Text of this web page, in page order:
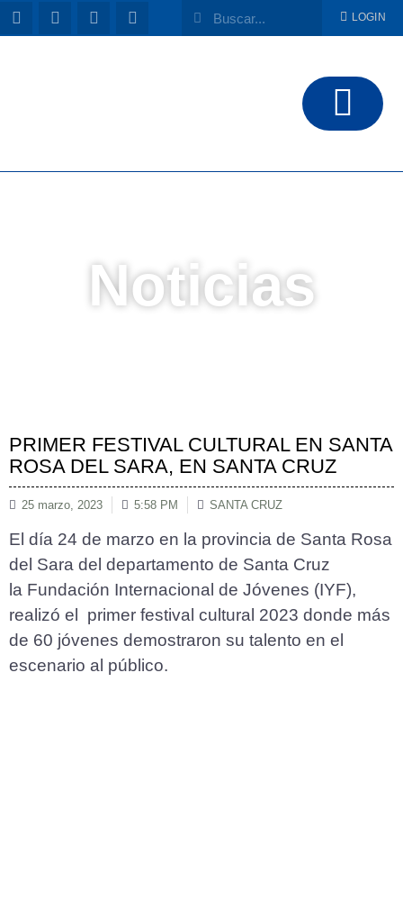
LOGIN
Noticias
PRIMER FESTIVAL CULTURAL EN SANTA
ROSA DEL SARA, EN SANTA CRUZ
25 marzo, 2023 5:58 PM SANTA CRUZ
El día 24 de marzo en la provincia de Santa Rosa
del Sara del departamento de Santa Cruz
la Fundación Internacional de Jóvenes (IYF),
realizó el primer festival cultural 2023 donde más
de 60 jóvenes demostraron su talento en el
escenario al público.